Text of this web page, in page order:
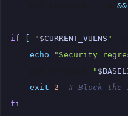
&&
if [ " $CURRENT_VULNS "
echo
"Security
"
exit
2
# Block the
fi